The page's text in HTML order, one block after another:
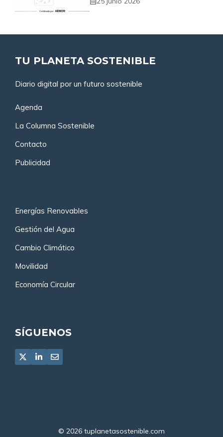
TU PLANETA SOSTENIBLE
Diario digital por un futuro sostenible
Agenda
La Columna Sostenible
Contacto
Publicidad
Energías Renovables
Gestión del Agua
Cambio Climático
Movilidad
Economía Circular
SÍGUENOS
© 2026 tuplanetasostenible.com